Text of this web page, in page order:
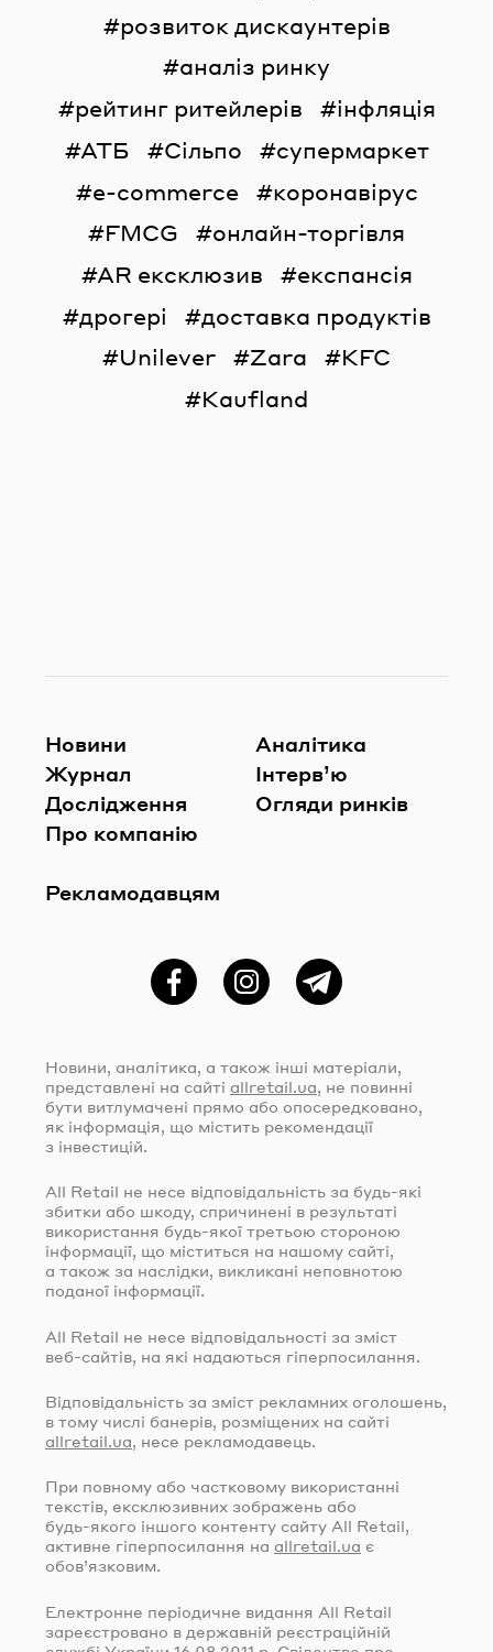
розвиток дискаунтерів
аналіз ринку
рейтинг ритейлерів
інфляція
АТБ
Сільпо
супермаркет
e-commerce
коронавірус
FMCG
онлайн-торгівля
AR ексклюзив
експансія
дрогері
доставка продуктів
Unilever
Zara
KFC
Kaufland
Новини
Журнал
Дослідження
Про компанію
Рекламодавцям
Аналітика
Інтерв’ю
Огляди ринків
ФейсбукInstagramTelegram
Новини, аналітика, а також інші матеріали,
представлені на сайті allretail.ua, не повинні
бути витлумачені прямо або опосередковано,
як інформація, що містить рекомендації
з інвестицій.
All Retail не несе відповідальність за будь-які
збитки або шкоду, спричинені в результаті
використання будь-якої третьою стороною
інформації, що міститься на нашому сайті,
а також за наслідки, викликані неповнотою
поданої інформації.
All Retail не несе відповідальності за зміст
веб-сайтів , на які надаються гіперпосилання.
Відповідальність за зміст рекламних оголошень,
в тому числі банерів, розміщених на сайті
allretail.ua, несе рекламодавець.
При повному або частковому використанні
текстів, ексклюзивних зображень або
будь-якого іншого контенту сайту All Retail,
активне гіперпосилання на allretail.ua є
обов’язковим.
Електронне періодичне видання All Retail
зареєстровано в державній реєстраційній